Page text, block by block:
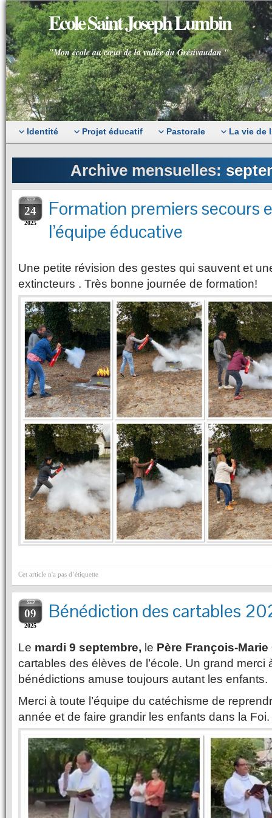
Ecole Saint Joseph Lumbin
"Mon école au cœur de la vallée du Grésivaudan "
Identité Projet éducatif Pastorale La vie de
Archive mensuelles:
SEP
24
2025
Formation premiers secours
l’équipe éducative
Une petite révision des gestes qui sauvent et
extincteurs . Très bonne journée de formation!
Cet article n'a pas d’étiquette
SEP
09
2025
Bénédiction des cartables
Le mardi 9 septembre, le Père François-Marie
cartables des élèves de l’école. Un grand merci
bénédictions amuse toujours autant les enfants.
Merci à toute l’équipe du catéchisme de
année et de faire grandir les enfants dans la Foi.